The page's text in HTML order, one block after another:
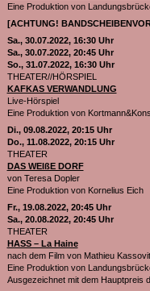
Eine Produktion von
[ACHTUNG!
Sa., 30.07.2022, 16:30 Uhr
Sa., 30.07.2022, 20:45 Uhr
So., 31.07.2022, 16:30 Uhr
THEATER//HÖRSPIEL
KAFKAS VERWANDLUNG
Live-Hörspiel
Eine Produktion von
Di., 09.08.2022, 20:15 Uhr
Do., 11.08.2022, 20:15 Uhr
THEATER
DAS WEIßE DORF
von Teresa Dopler
Eine Produktion von Kornelius Eich
Fr., 19.08.2022, 20:45 Uhr
Sa., 20.08.2022, 20:45 Uhr
THEATER
HASS – La Haine
nach dem Film von Mathieu
Eine Produktion von
Ausgezeichnet mit dem Hauptpreis